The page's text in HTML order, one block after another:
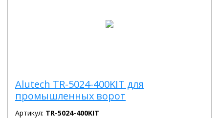
Alutech TR-5024-400KIT для
промышленных ворот
Артикул: TR-5024-400KIT